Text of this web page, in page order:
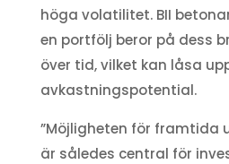
höga volatilitet. BII
en portfölj beror på dess
över tid, vilket kan låsa
avkastningspotential.
”Möjligheten för framtida
är således central för